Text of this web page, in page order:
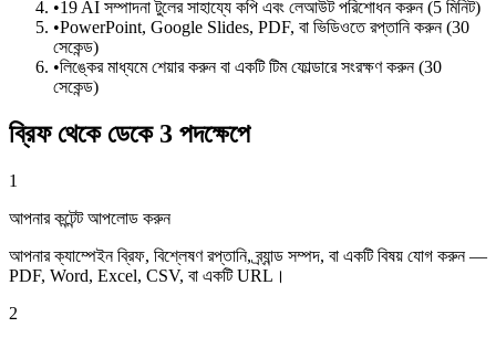
•19 AI সম্পাদনা টুলের সাহায্যে কপি এবং লেআউট পরিশোধন করুন (5 মিনিট)
•PowerPoint, Google Slides, PDF, বা ভিডিওতে রপ্তানি করুন (30
সেকেন্ড)
•লিঙ্কের মাধ্যমে শেয়ার করুন বা একটি টিম ফোল্ডারে সংরক্ষণ করুন (30
সেকেন্ড)
ব্রিফ থেকে ডেকে 3 পদক্ষেপে
1
আপনার কন্টেন্ট আপলোড করুন
আপনার ক্যাম্পেইন ব্রিফ, বিশ্লেষণ রপ্তানি, ব্র্যান্ড সম্পদ, বা একটি বিষয় যোগ করুন —
PDF, Word, Excel, CSV, বা একটি URL।
2